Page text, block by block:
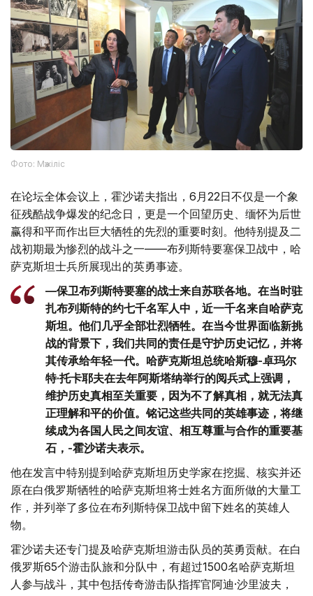
Фото: Мәжіліс
在论坛全体会议上，霍沙诺夫指出，6月22日不仅是一个象
征残酷战争爆发的纪念日，更是一个回望历史、缅怀为后世
赢得和平而作出巨大牺牲的先烈的重要时刻。他特别提及二
战初期最为惨烈的战斗之一——布列斯特要塞保卫战中，哈
萨克斯坦士兵所展现出的英勇事迹。
—保卫布列斯特要塞的战士来自苏联各地。在当时驻
扎布列斯特的约七千名军人中，近一千名来自哈萨克
斯坦。他们几乎全部壮烈牺牲。在当今世界面临新挑
战的背景下，我们共同的责任是守护历史记忆，并将
其传承给年轻一代。哈萨克斯坦总统哈斯穆-卓玛尔
特·托卡耶夫在去年阿斯塔纳举行的阅兵式上强调，
维护历史真相至关重要，因为不了解真相，就无法真
正理解和平的价值。铭记这些共同的英雄事迹，将继
续成为各国人民之间友谊、相互尊重与合作的重要基
石，-霍沙诺夫表示。
他在发言中特别提到哈萨克斯坦历史学家在挖掘、核实并还
原在白俄罗斯牺牲的哈萨克斯坦将士姓名方面所做的大量工
作，并列举了多位在布列斯特保卫战中留下姓名的英雄人
物。
霍沙诺夫还专门提及哈萨克斯坦游击队员的英勇贡献。在白
俄罗斯65个游击队旅和分队中，有超过1500名哈萨克斯坦
人参与战斗，其中包括传奇游击队指挥官阿迪·沙里波夫，